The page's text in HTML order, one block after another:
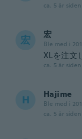
ca. 5 år siden
宏 宏
Ble med i
XLを注文
ca. 5 år siden
H Hajime
Ble med i
ca. 5 år siden